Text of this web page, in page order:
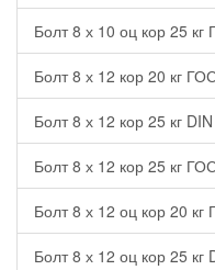
Болт 8 х 10 оц кор 25
Болт 8 х 12 кор 20 кг
Болт 8 х 12 кор 25 кг
Болт 8 х 12 кор 25 кг
Болт 8 х 12 оц кор 20
Болт 8 х 12 оц кор 25